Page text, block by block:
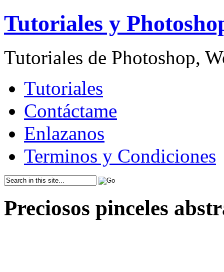
Tutoriales y
Tutoriales de Photoshop,
Tutoriales
Contáctame
Enlazanos
Terminos y Condiciones
Preciosos pinceles